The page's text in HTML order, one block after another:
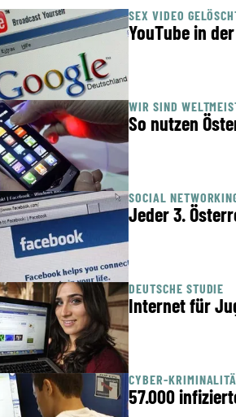
SEX VIDEO
YouTube in
WIR SIND
So nutzen
SOCIAL
Jeder 3.
DEUTSCHE STUDIE
Internet für
CYBER-
57.000